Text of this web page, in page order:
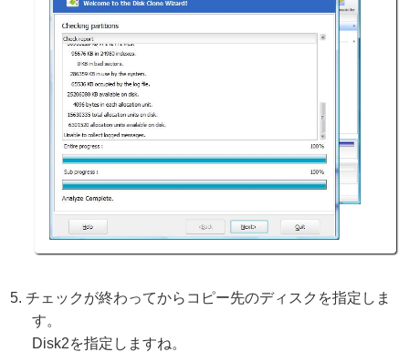
チェックが終わってからコピー先のディスクを指定しま
す。
Disk2を指定しますね。